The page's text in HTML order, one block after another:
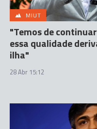
MIUT
"Temos de
essa qualidade
ilha"
28 Abr 15:12